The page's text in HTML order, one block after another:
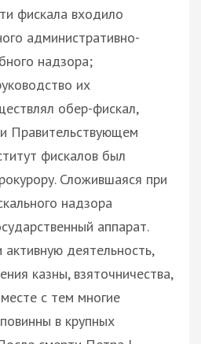
фискала входило
административно-
надзора;
их
обер-фискал,
Правительствующем
фискалов был
Сложившаяся при
надзора
аппарат.
деятельность,
казны, взяточничества,
с тем многие
в крупных